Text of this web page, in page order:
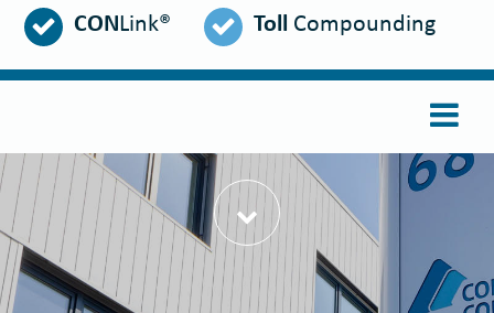
POLSKI
FRANÇAIS
日本語
中文
ČEŠTINA
PORTUGUÊS
CONLink® Toll Compounding